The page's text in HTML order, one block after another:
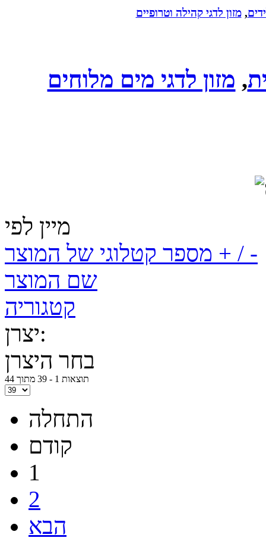
,מזון לדגי קהילה וטרופיים
, מזון לדגי מים מלוחים
מיין לפי
מספר קטלוגי של המוצר + / -
שם המוצר
קטגוריה
יצרן:
בחר היצרן
תוצאות 1 - 39 מתוך 44
התחלה
קודם
1
2
הבא